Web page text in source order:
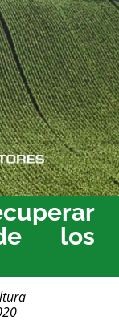
los